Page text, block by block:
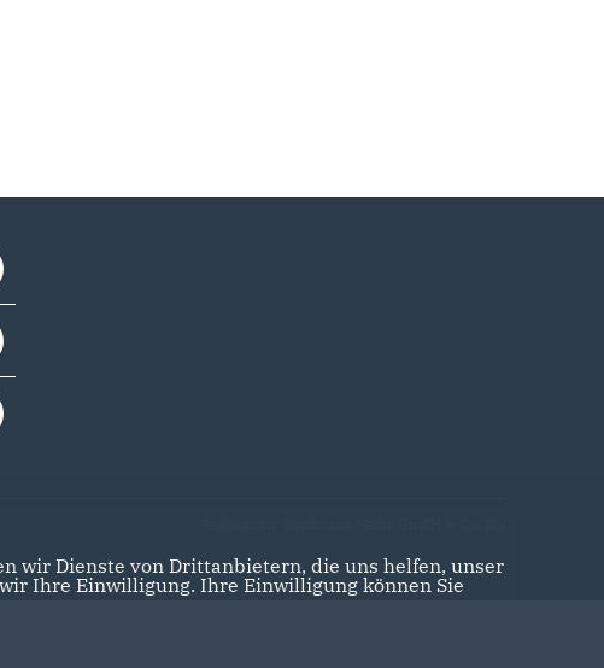
wir Dienste von Drittanbietern, die uns helfen, unser
Ihre Einwilligung. Ihre Einwilligung können Sie